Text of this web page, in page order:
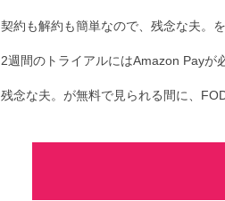
契約も解約も簡単なので、残念な夫。
2週間のトライアルにはAmazon Payが
残念な夫。が無料で見られる間に、